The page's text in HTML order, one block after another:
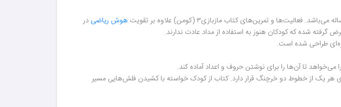
هوش ریاضی در
شده که کودکان هنوز به استفاده از مداد عادت ندارند.
طراحی شده است.
می‌خواهد تا آن‌ها را برای نوشتن حروف و اعداد آماده کند.
در دو انتهای هر یک از خطوط دو خرچنگ قرار دارد. کتاب از کودک خواسته با کشیدن فلش‌هایی مسیر